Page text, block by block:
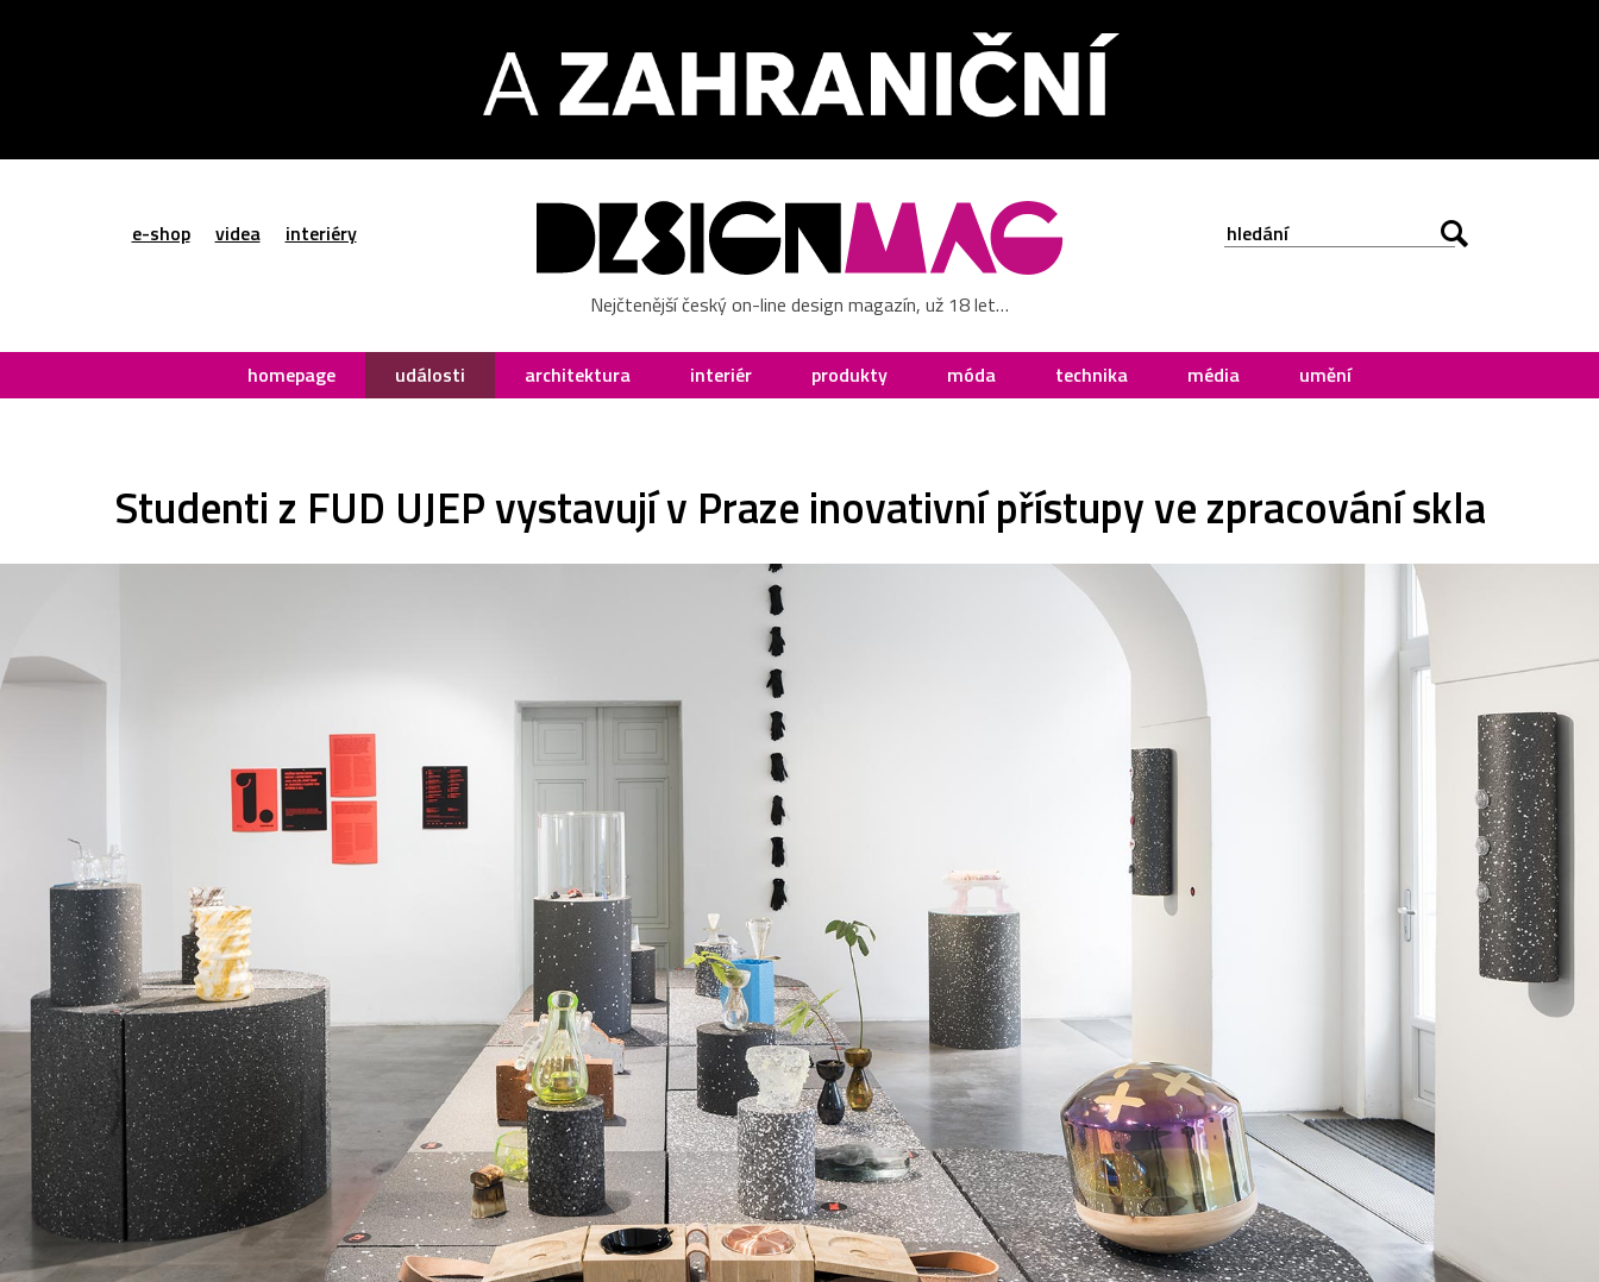
e-shop videa interiéry
Nejčtenější český on-line design magazín, už 18 let…
homepage události architektura interiér produkty móda technika média umění
Studenti z FUD UJEP vystavují v Praze inovativní přístupy ve zpracování skla